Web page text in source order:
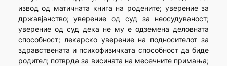
извод од матичната книга на родените; уверение за
државјанство; уверение од суд за неосудуваност;
уверение од суд дека не му е одземена деловната
способност; лекарско уверение на подносителот за
здравствената и психофизичката способност да биде
родител; потврда за висината на месечните примања;